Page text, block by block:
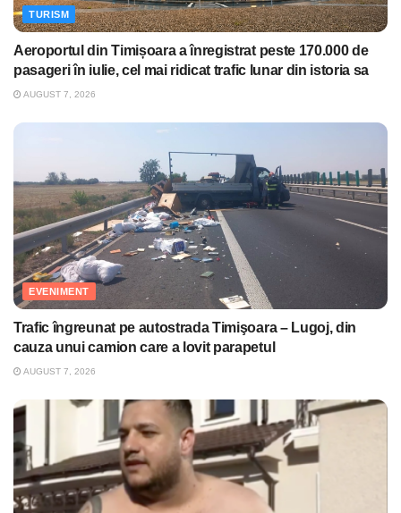
TURISM
Aeroportul din Timișoara a înregistrat peste 170.000 de
pasageri în iulie, cel mai ridicat trafic lunar din istoria sa
AUGUST 7, 2026
EVENIMENT
Trafic îngreunat pe autostrada Timişoara – Lugoj, din
cauza unui camion care a lovit parapetul
AUGUST 7, 2026